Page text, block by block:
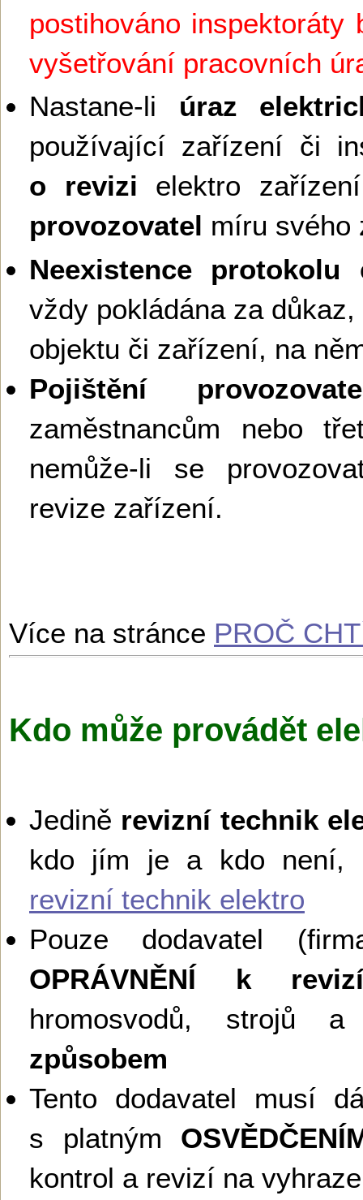
postihováno
vyšetřování pracovních
Nastane-li úraz
používající zařízení či
o revizi elektro
provozovatel míru svého
Neexistence protokolu
vždy pokládána za
objektu či zařízení, na
Pojištění
zaměstnancům nebo
nemůže-li se
revize zařízení.
Více na stránce PROČ
Kdo může provádět
Jedině revizní technik
kdo jím je a kdo není,
revizní technik elektro
Pouze dodavatel
OPRÁVNĚNÍ k
hromosvodů, strojů
způsobem
Tento dodavatel musí
s platným
kontrol a revizí na